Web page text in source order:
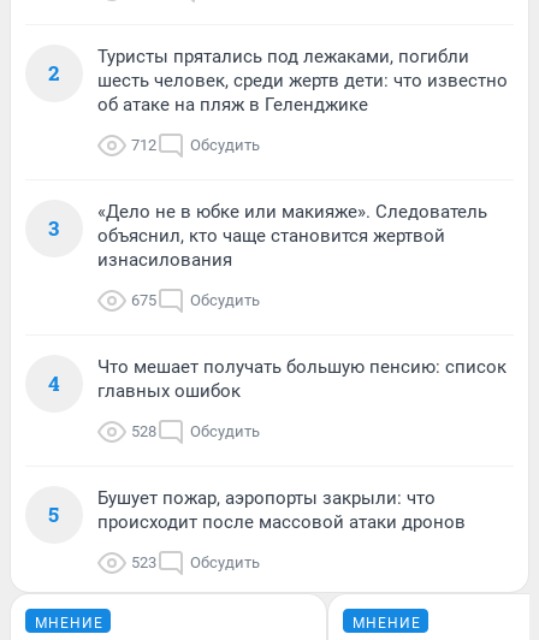
2
Туристы прятались под лежаками, погибли
шесть человек, среди жертв дети: что известно
об атаке на пляж в Геленджике
712 Обсудить
3
«Дело не в юбке или макияже». Следователь
объяснил, кто чаще становится жертвой
изнасилования
675 Обсудить
4
Что мешает получать большую пенсию: список
главных ошибок
528 Обсудить
5
Бушует пожар, аэропорты закрыли: что
происходит после массовой атаки дронов
523 Обсудить
МНЕНИЕ МНЕНИЕ